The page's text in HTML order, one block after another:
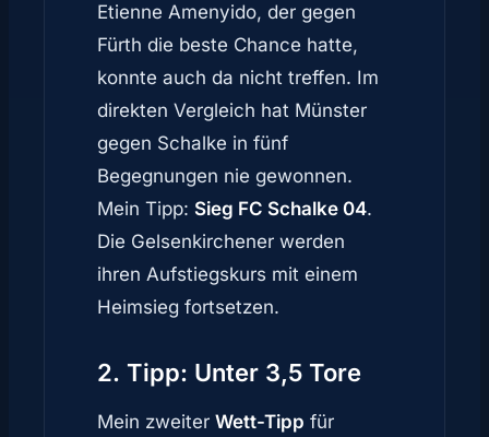
Etienne Amenyido, der gegen
Fürth die beste Chance hatte,
konnte auch da nicht treffen. Im
direkten Vergleich hat Münster
gegen Schalke in fünf
Begegnungen nie gewonnen.
Mein Tipp: Sieg FC Schalke 04.
Die Gelsenkirchener werden
ihren Aufstiegskurs mit einem
Heimsieg fortsetzen.
2. Tipp: Unter 3,5 Tore
Mein zweiter Wett-Tipp für